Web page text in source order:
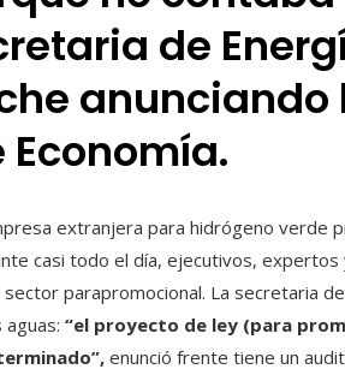
de
anunciando
extranjera para hidrógeno verde
casi todo el día, ejecutivos, expertos
sector parapromocional. La secretaria
“el proyecto de ley (para
enunció frente tiene un